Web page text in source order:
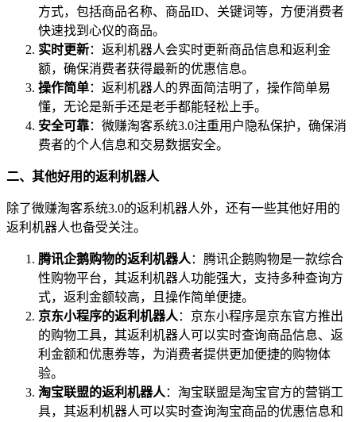
方式，包括商品名称、商品ID、关键词等，方便消费者
快速找到心仪的商品。
实时更新：返利机器人会实时更新商品信息和返利金
额，确保消费者获得最新的优惠信息。
操作简单：返利机器人的界面简洁明了，操作简单易
懂，无论是新手还是老手都能轻松上手。
安全可靠：微赚淘客系统3.0注重用户隐私保护，确保消
费者的个人信息和交易数据安全。
二、其他好用的返利机器人
除了微赚淘客系统3.0的返利机器人外，还有一些其他好用的
返利机器人也备受关注。
腾讯企鹅购物的返利机器人 ：腾讯企鹅购物是一款综合
性购物平台，其返利机器人功能强大，支持多种查询方
式，返利金额较高，且操作简单便捷。
京东小程序的返利机器人 ：京东小程序是京东官方推出
的购物工具，其返利机器人可以实时查询商品信息、返
利金额和优惠券等，为消费者提供更加便捷的购物体
验。
淘宝联盟的返利机器人 ：淘宝联盟是淘宝官方的营销工
具，其返利机器人可以实时查询淘宝商品的优惠信息和